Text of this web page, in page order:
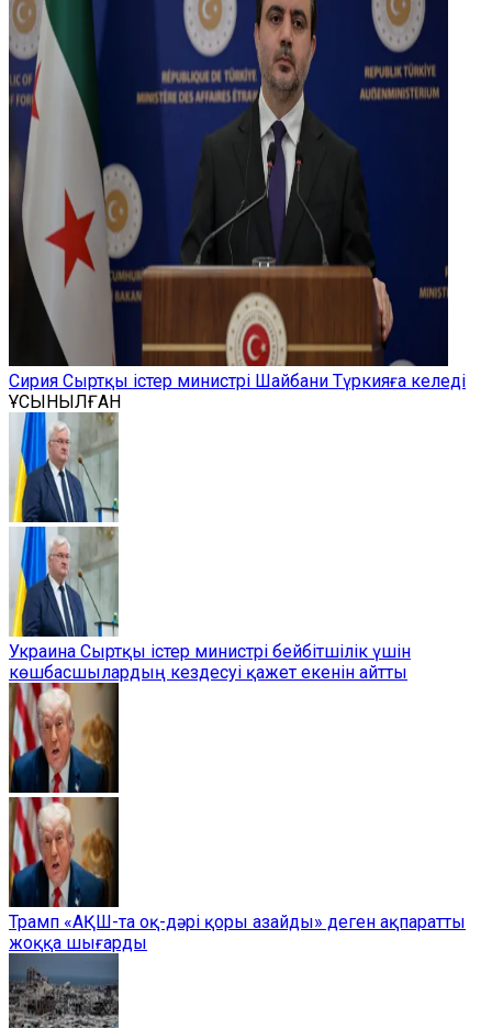
Сирия Сыртқы істер министрі Шайбани Түркияға келеді
ҰСЫНЫЛҒАН
Украина Сыртқы істер министрі бейбітшілік үшін
көшбасшылардың кездесуі қажет екенін айтты
Трамп «АҚШ-та оқ-дәрі қоры азайды» деген ақпаратты
жоққа шығарды